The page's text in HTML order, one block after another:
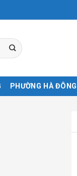
PHƯỜNG HÀ ĐÔNG